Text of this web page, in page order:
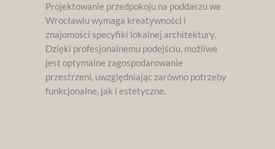
Projektowanie przedpokoju na poddaszu we
Wrocławiu wymaga kreatywności i
znajomości specyfiki lokalnej architektury.
Dzięki profesjonalnemu podejściu, możliwe
jest optymalne zagospodarowanie
przestrzeni, uwzględniając zarówno potrzeby
funkcjonalne, jak i estetyczne.